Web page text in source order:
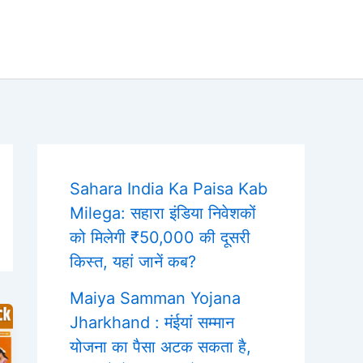
Sahara India Ka Paisa Kab
Milega: सहारा इंडिया निवेशकों
को मिलेगी ₹50,000 की दूसरी
किस्त, यहां जानें कब?
Maiya Samman Yojana
Jharkhand : मंईयां सम्मान
योजना का पैसा अटक सकता है,